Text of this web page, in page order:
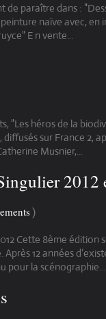
paraître dans :
naïve avec, en
E n vente...
"Les héros de la
sur France 2,
Musnier,...
2012
)
Cette 8ème édition
12 années
la scénographie...